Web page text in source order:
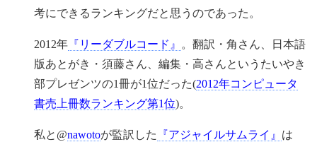
考にできるランキングだと思うのであった。
2012年 『リーダブルコード』
。翻訳・角さん、日本語
版あとがき・須藤さん、編集・高さんというたいやき
部プレゼンツの1冊が1位だった(2012年コンピュータ
書売上冊数ランキング第1位)。
私と@nawotoが監訳した 『アジャイルサムライ』 は